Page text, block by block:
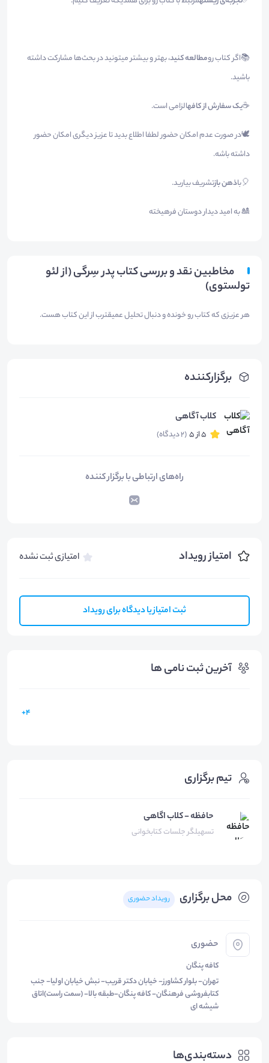
برگزارکننده
کلاب آگاهی
5 از 5 (2 دیدگاه)
راه‌های ارتباطی با برگزار کننده
امتیاز رویداد امتیازی ثبت نشده
ثبت امتیاز یا دیدگاه برای رویداد
آخرین ثبت نامی ها
4+
محل برگزاری رویداد حضوری
حضوری
کافه پنگان
تهران- بلوار کشاورز- خیابان دکتر قریب- نبش خیابان اولیا- جنب
کتابفروشی فرهنگان- کافه پنگان-طبقه بالا- (سمت راست)اتاق
شیشه ای
دسته‌بندی‌ها
تیم برگزاری
حافظه - کلاب اگاهی
تسهیلگر جلسات کتابخوانی
📚اگر کتاب رومطالعه کنید، بهتر و بیشتر میتونید در بحث‌ها مشارکت داشته
باشید.
☕️یک سفارش از کافهالزامی است.
🕊️در صورت عدم امکان حضور لطفا اطلاع بدید تا عزیز دیگری امکان حضور
داشته باشه.
🎈باذهن بازتشریف بیارید.
🎎 به امید دیدار دوستان فرهیخته
مخاطبین نقد و بررسی کتاب پدر سِرگی (از لئو
تولستوی)
هر عزیزی که کتاب ر‌و خونده و دنبال تحلیل عمیقترب از این کتاب هست.